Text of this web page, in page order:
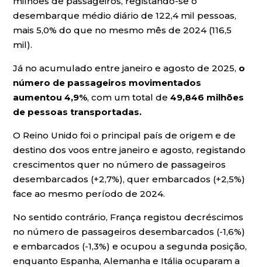
desembarque médio diário de 122,4 mil pessoas,
mais 5,0% do que no mesmo mês de 2024 (116,5
mil).
Já no acumulado entre janeiro e agosto de 2025, o
número de passageiros movimentados
aumentou 4,9%, com um total de49,846 milhões
de pessoas transportadas.
O Reino Unido foi o principal país de origem e de
destino dos voos entre janeiro e agosto, registando
crescimentos quer no número de passageiros
desembarcados (+2,7%), quer embarcados (+2,5%)
face ao mesmo período de 2024.
No sentido contrário, França registou decréscimos
no número de passageiros desembarcados (-1,6%)
e embarcados (-1,3%) e ocupou a segunda posição,
enquanto Espanha, Alemanha e Itália ocuparam a